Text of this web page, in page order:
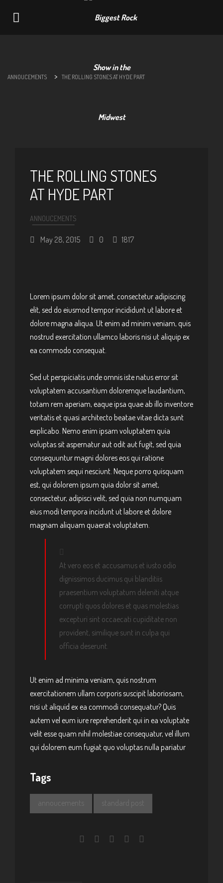
Navigation
ANNOUCEMENTS > THE ROLLING STONES AT HYDE PART
THE ROLLING STONES
AT HYDE PART
ANNOUCEMENTS
May 28, 2015 0 1817
Lorem ipsum dolor sit amet, consectetur adipiscing
elit, sed do eiusmod tempor incididunt ut labore et
dolore magna aliqua. Ut enim ad minim veniam, quis
nostrud exercitation ullamco laboris nisi ut aliquip ex
ea commodo consequat.
Sed ut perspiciatis unde omnis iste natus error sit
voluptatem accusantium doloremque laudantium,
totam rem aperiam, eaque ipsa quae ab illo inventore
veritatis et quasi architecto beatae vitae dicta sunt
explicabo. Nemo enim ipsam voluptatem quia
voluptas sit aspernatur aut odit aut fugit, sed quia
consequuntur magni dolores eos qui ratione
voluptatem sequi nesciunt. Neque porro quisquam
est, qui dolorem ipsum quia dolor sit amet,
consectetur, adipisci velit, sed quia non numquam
eius modi tempora incidunt ut labore et dolore
magnam aliquam quaerat voluptatem.
At vero eos et accusamus et iusto odio
dignissimos ducimus qui blanditiis
praesentium voluptatum deleniti atque
corrupti quos dolores et quas molestias
excepturi sint occaecati cupiditate non
provident, similique sunt in culpa qui
officia deserunt.
Ut enim ad minima veniam, quis nostrum
exercitationem ullam corporis suscipit laboriosam,
nisi ut aliquid ex ea commodi consequatur? Quis
autem vel eum iure reprehenderit qui in ea voluptate
velit esse quam nihil molestiae consequatur, vel illum
qui dolorem eum fugiat quo voluptas nulla pariatur
Tags
annoucements standard post